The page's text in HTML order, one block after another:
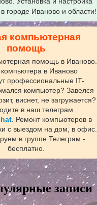
городе Иваново и области!
компьютерная
помощь
помощь в Иваново.
в Иваново
профессиональные IT-
компьютер? Завелся
виснет, не загружается?
в наш телеграм
. Ремонт компьютеров в
с выездом на дом, в офис.
в группе Телеграм -
бесплатно.
записи